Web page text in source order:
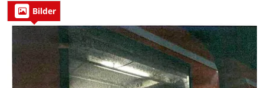
Bilder